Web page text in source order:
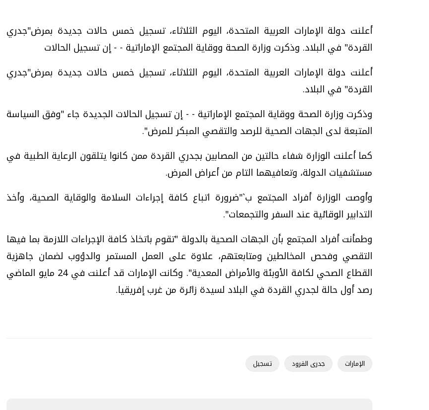
أعلنت دولة الإمارات العربية المتحدة، اليوم الثلاثاء، تسجيل خمس حالات جديدة بمرض"جدري
القردة" في البلاد. وذكرت وزارة الصحة ووقاية المجتمع الإماراتية - - إن تسجيل الحالات
أعلنت دولة الإمارات العربية المتحدة، اليوم الثلاثاء، تسجيل خمس حالات جديدة بمرض"جدري
القردة" في البلاد.
وذكرت وزارة الصحة ووقاية المجتمع الإماراتية - - إن تسجيل الحالات الجديدة جاء "وفق السياسة
المتبعة لدى الجهات الصحية للرصد والتقصي المبكر للمرض".
كما أعلنت الوزارة شفاء حالتين من المصابين بجدري القردة ممن كانوا يتلقون الرعاية الطبية في
مستشفيات الدولة، وتعافيهما التام من أعراض المرض.
وأوصت الوزارة أفراد المجتمع ب`"ضرورة اتباع كافة إجراءات السلامة والوقاية الصحية، وأخذ
التدابير الوقائية عند السفر والتجمعات".
وطمأنت أفراد المجتمع بأن الجهات الصحية بالدولة "تقوم باتخاذ كافة الإجراءات اللازمة بما فيها
التقصي وفحص المخالطين ومتابعتهم، علاوة على العمل المستمر والدؤوب لضمان جاهزية
القطاع الصحي لكافة الأوبئة والأمراض المعدية". وكانت الإمارات قد أعلنت في 24 مايو الماضي
رصد أول حالة لجدري القردة في البلاد لسيدة زائرة من غرب إفريقيا.
الإمارات جدرى القرود تسجيل
تحقيقات وحوارات
دليلك للتنسيق الجامعي .. تساؤلات
تحقيقات وحوارات
فيديو.. الإعلام الرقمي.. تقنيات واعدة
وتحديات هائلة
تحقيقات وحوارات
موجات الطقس الساخنة.. لماذا تحدث وكيف